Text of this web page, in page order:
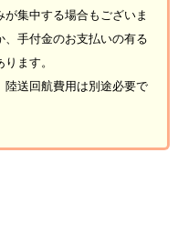
集中する場合もございま
手付金のお支払いの有る
ます。
陸送回航費用は別途必要で